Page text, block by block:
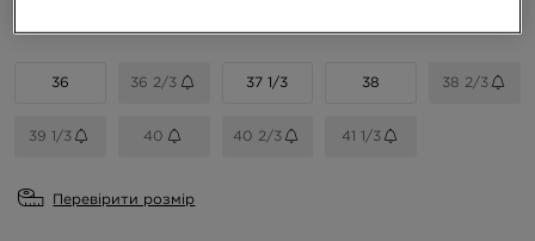
36 36 2/3 37 1/3 38 38 2/3
39 1/3 40 40 2/3 41 1/3
Перевірити розмір